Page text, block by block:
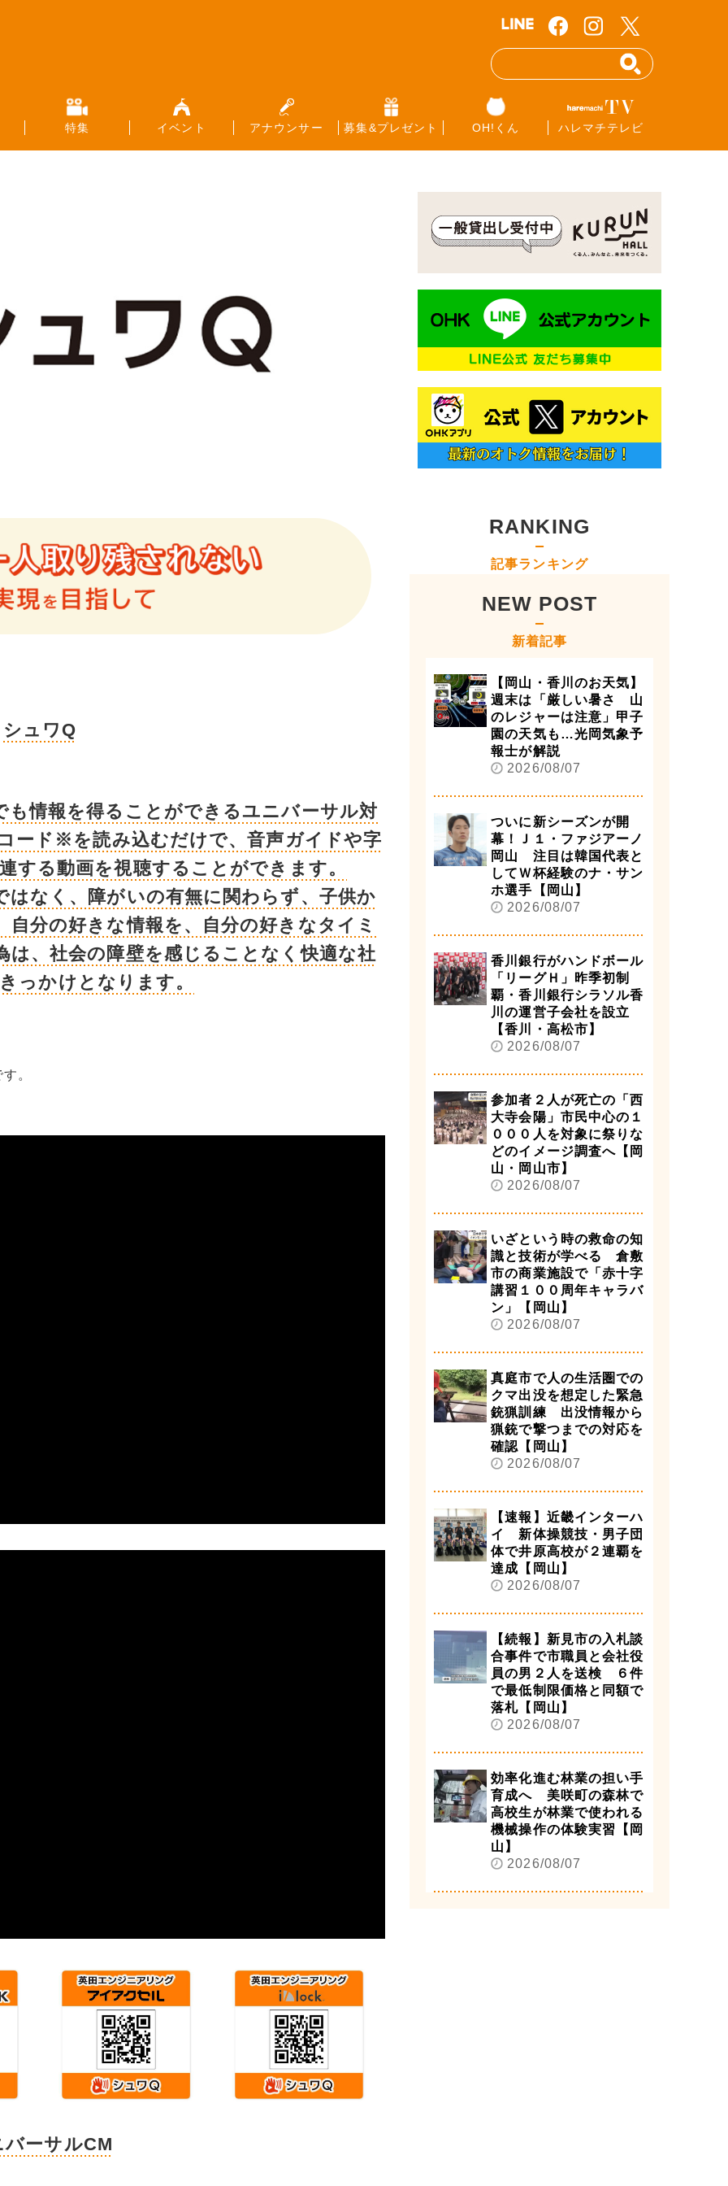
特集 イベント アナウンサー 募集&プレゼント OH!くん ハレマチテレビ
シュワQ
情報を得ることができるユニバーサル対
ード※を読み込むだけで、音声ガイドや字
する動画を視聴することができます。
なく、障がいの有無に関わらず、子供か
分の好きな情報を、自分の好きなタイミ
、社会の障壁を感じることなく快適な社
っかけとなります。
。
バーサルCM
RANKING
記事ランキング
NEW POST
新着記事
【岡山・香川のお天気】
週末は「厳しい暑さ 山
のレジャーは注意」甲子
園の天気も…光岡気象予
報士が解説
2026/08/07
ついに新シーズンが開
幕！Ｊ１・ファジアーノ
岡山 注目は韓国代表と
してＷ杯経験のナ・サン
ホ選手【岡山】
2026/08/07
香川銀行がハンドボール
「リーグＨ」昨季初制
覇・香川銀行シラソル香
川の運営子会社を設立
【香川・高松市】
2026/08/07
参加者２人が死亡の「西
大寺会陽」市民中心の１
０００人を対象に祭りな
どのイメージ調査へ【岡
山・岡山市】
2026/08/07
いざという時の救命の知
識と技術が学べる 倉敷
市の商業施設で「赤十字
講習１００周年キャラバ
ン」【岡山】
2026/08/07
真庭市で人の生活圏での
クマ出没を想定した緊急
銃猟訓練 出没情報から
猟銃で撃つまでの対応を
確認【岡山】
2026/08/07
【速報】近畿インターハ
イ 新体操競技・男子団
体で井原高校が２連覇を
達成【岡山】
2026/08/07
【続報】新見市の入札談
合事件で市職員と会社役
員の男２人を送検 ６件
で最低制限価格と同額で
落札【岡山】
2026/08/07
効率化進む林業の担い手
育成へ 美咲町の森林で
高校生が林業で使われる
機械操作の体験実習【岡
山】
2026/08/07